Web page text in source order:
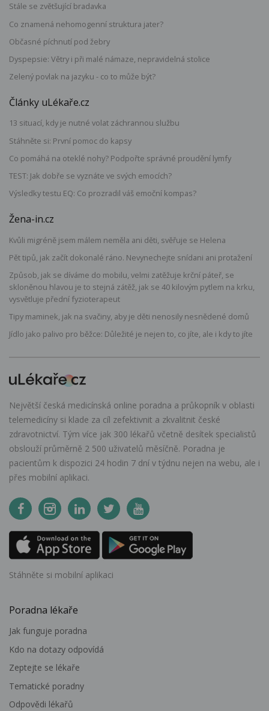
Stále se zvětšující bradavka
Co znamená nehomogenní struktura jater?
Občasné píchnutí pod žebry
Dyspepsie: Větry i při malé námaze, nepravidelná stolice
Zelený povlak na jazyku - co to může být?
Články uLékaře.cz
13 situací, kdy je nutné volat záchrannou službu
Stáhněte si: První pomoc do kapsy
Co pomáhá na oteklé nohy? Podpořte správné proudění lymfy
TEST: Jak dobře se vyznáte ve svých emocích?
Výsledky testu EQ: Co prozradil váš emoční kompas?
Žena-in.cz
Kvůli migréně jsem málem neměla ani děti, svěřuje se Helena
Pět tipů, jak začít dokonalé ráno. Nevynechejte snídani ani protažení
Způsob, jak se díváme do mobilu, velmi zatěžuje krční páteř, se
skloněnou hlavou je to stejná zátěž, jak se 40 kilovým pytlem na krku,
vysvětluje přední fyzioterapeut
Tipy maminek, jak na svačiny, aby je děti nenosily nesnědené domů
Jídlo jako palivo pro běžce: Důležité je nejen to, co jíte, ale i kdy to jíte
Největší česká medicínská online poradna a průkopník v oblasti
telemedicíny si klade za cíl zefektivnit a zkvalitnit české
zdravotnictví. Tým více jak 300 lékařů včetně desítek specialistů
obslouží průměrně 2 500 uživatelů měsíčně. Poradna je
pacientům k dispozici 24 hodin 7 dní v týdnu nejen na webu, ale i
přes mobilní aplikaci.
Stáhněte si mobilní aplikaci
Poradna lékaře
Jak funguje poradna
Kdo na dotazy odpovídá
Zeptejte se lékaře
Tematické poradny
Odpovědi lékařů